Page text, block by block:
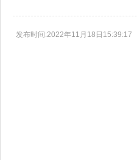
发布时间:2022年11月18日15:39:17